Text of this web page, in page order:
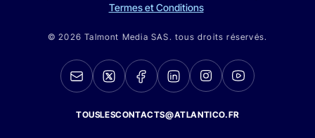
Termes et Conditions
© 2026 Talmont Media SAS. tous droits réservés.
TOUSLESCONTACTS@ATLANTICO.FR